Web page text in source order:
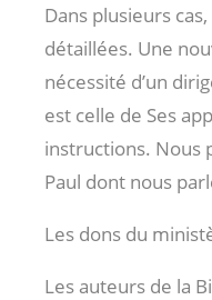
Dans plusieurs
détaillées. Une
nécessité d’un
est celle de Ses
instructions. Nous
Paul dont nous
Les dons du
Les auteurs de la